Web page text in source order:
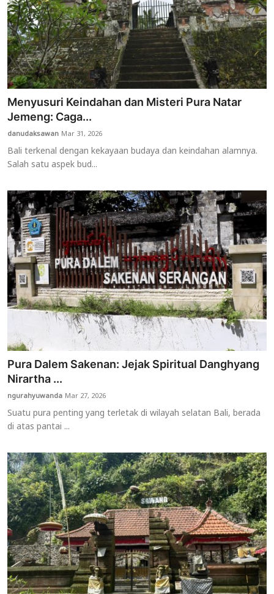
Menyusuri Keindahan dan Misteri Pura Natar
Jemeng: Caga...
danudaksawan Mar 31, 2026
Bali terkenal dengan kekayaan budaya dan keindahan alamnya.
Salah satu aspek bud...
Pura Dalem Sakenan: Jejak Spiritual Danghyang
Nirartha ...
ngurahyuwanda Mar 27, 2026
Suatu pura penting yang terletak di wilayah selatan Bali, berada
di atas pantai ...